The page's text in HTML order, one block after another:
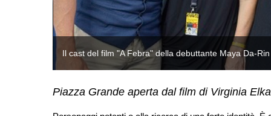
Piazza Grande aperta dal film di Virginia